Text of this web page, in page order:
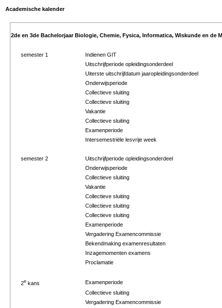
Academische kalender
2de en 3de Bachelorjaar Biologie, Chemie, Fysica, Informatica, Wiskunde en de
semester 1
Indienen GIT
Uitschrijfperiode opleidingsonderdeel
Uiterste uitschrijfdatum jaaropleidingsonderdeel
Onderwijsperiode
Collectieve sluiting
Collectieve sluiting
Vakantie
Collectieve sluiting
Examenperiode
Intersemestriële lesvrije week
semester 2
Uitschrijfperiode opleidingsonderdeel
Onderwijsperiode
Collectieve sluiting
Vakantie
Collectieve sluiting
Collectieve sluiting
Collectieve sluiting
Examenperiode
Vergadering Examencommissie
Bekendmaking examenresultaten
Inzagemomenten examens
Proclamatie
2e kans
Examenperiode
Collectieve sluiting
Vergadering Examencommissie